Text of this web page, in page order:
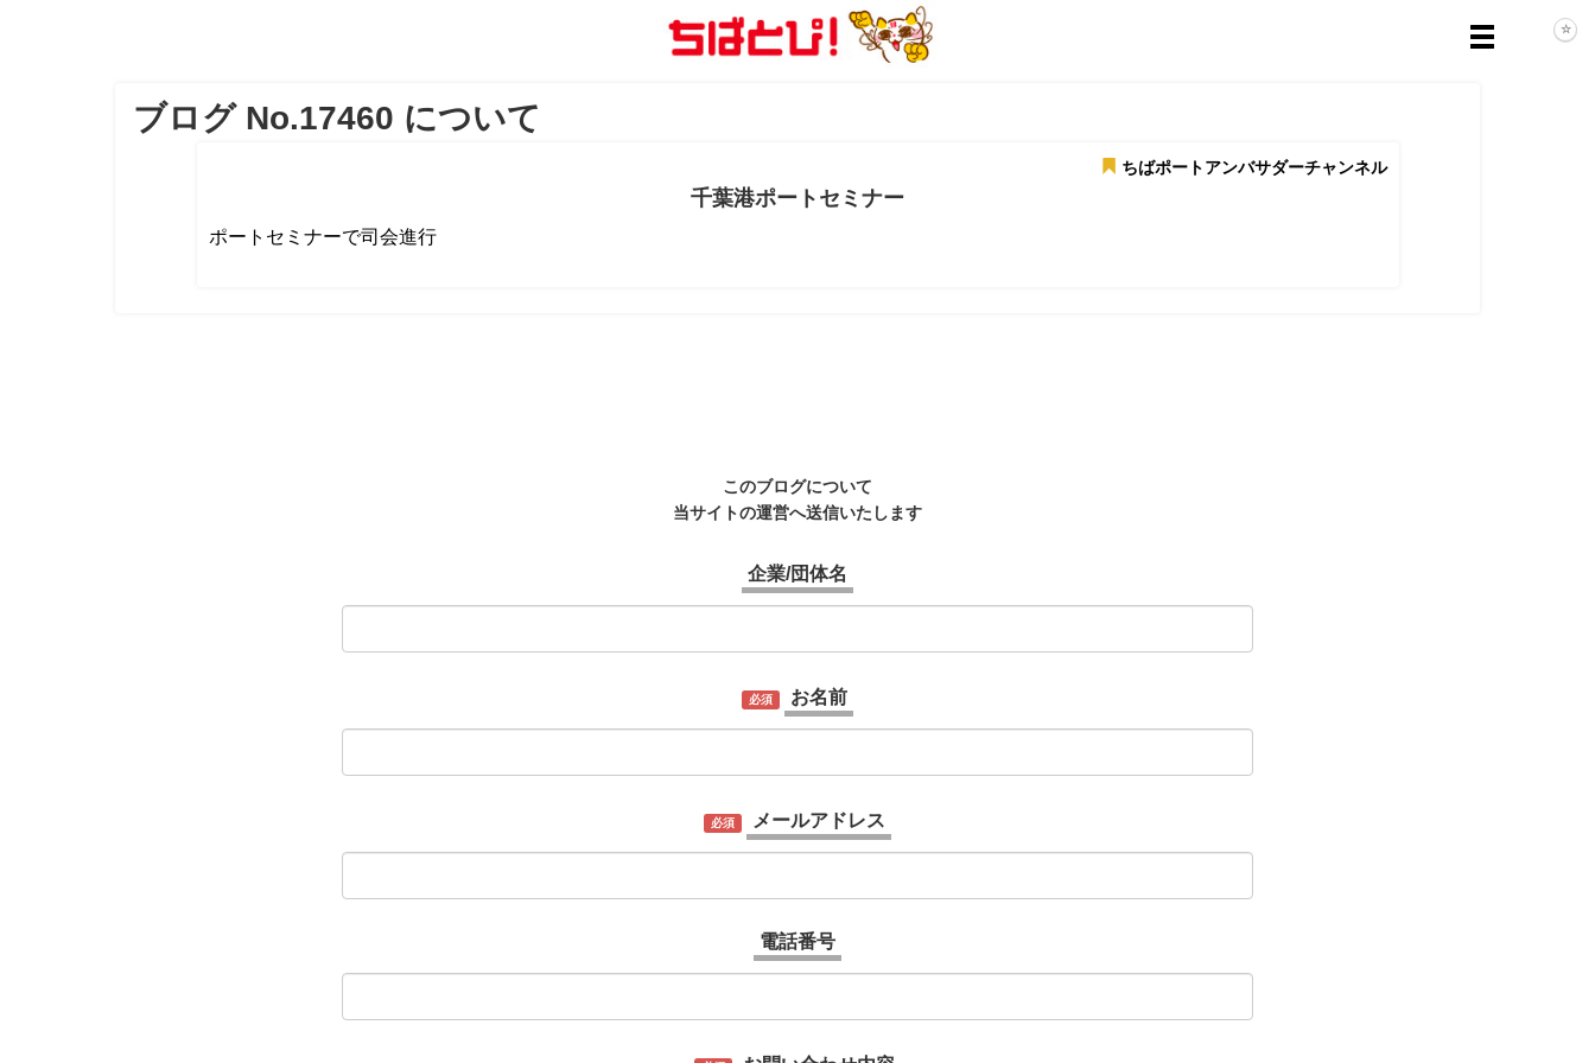
ブログ No.17460 について
ちばポートアンバサダーチャンネル
千葉港ポートセミナー
ポートセミナーで司会進行
このブログについて
当サイトの運営へ送信いたします
企業/団体名
必須 お名前
必須 メールアドレス
電話番号